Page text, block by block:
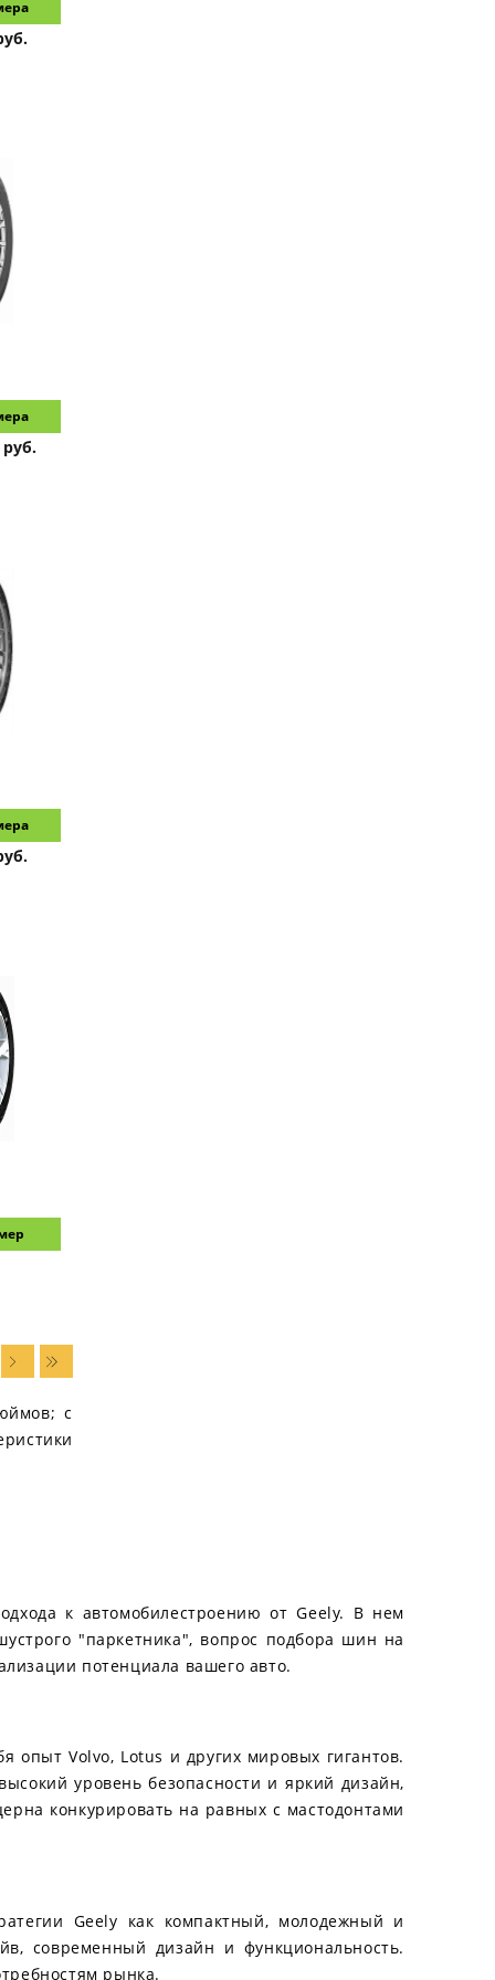
руб.
с
к автомобилестроению от Geely. В нем
"паркетника", вопрос подбора шин на
потенциала вашего авто.
опыт Volvo, Lotus и других мировых гигантов.
уровень безопасности и яркий дизайн,
конкурировать на равных с мастодонтами
Geely как компактный, молодежный и
современный дизайн и функциональность.
рынка.